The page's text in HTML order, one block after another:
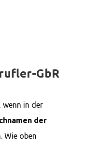
GbR
wenn in der
der
Wie oben